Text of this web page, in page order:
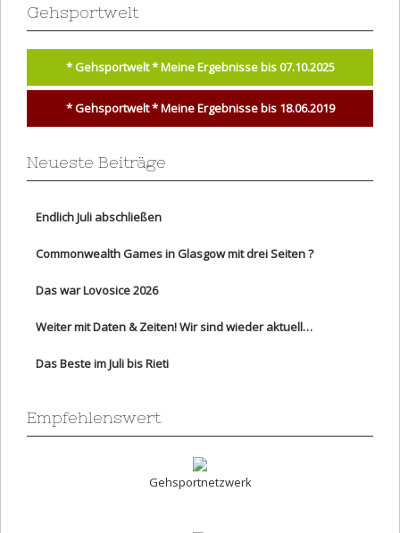
Gehsportwelt
* Gehsportwelt * Meine Ergebnisse bis 07.10.2025
* Gehsportwelt * Meine Ergebnisse bis 18.06.2019
Neueste Beiträge
Endlich Juli abschließen
Commonwealth Games in Glasgow mit drei Seiten ?
Das war Lovosice 2026
Weiter mit Daten & Zeiten! Wir sind wieder aktuell…
Das Beste im Juli bis Rieti
Empfehlenswert
Gehsportnetzwerk